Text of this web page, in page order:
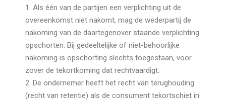
1. Als één van de partijen een verplichting uit de
overeenkomst niet nakomt, mag de wederpartij de
nakoming van de daartegenover staande verplichting
opschorten. Bij gedeeltelijke of niet-behoorlijke
nakoming is opschorting slechts toegestaan, voor
zover de tekortkoming dat rechtvaardigt.
2. De ondernemer heeft het recht van terughouding
(recht van retentie) als de consument tekortschiet in